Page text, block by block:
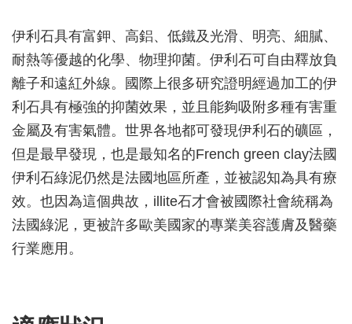
伊利石具有富鉀、高鋁、低鐵及光滑、明亮、細膩、
耐熱等優越的化學、物理抑菌。伊利石可自由釋放負
離子和遠紅外線。國際上很多研究證明經過加工的伊
利石具有極強的抑菌效果，並且能夠吸附多種有害重
金屬及有害氣體。世界各地都可發現伊利石的礦區，
但是最早發現，也是最知名的French green clay法國
伊利石綠泥仍然是法國地區所產，並被認知為具有療
效。也因為這個典故，illite石才會被國際社會統稱為
法國綠泥，更被許多歐美國家的專業美容護膚及醫藥
行業應用。